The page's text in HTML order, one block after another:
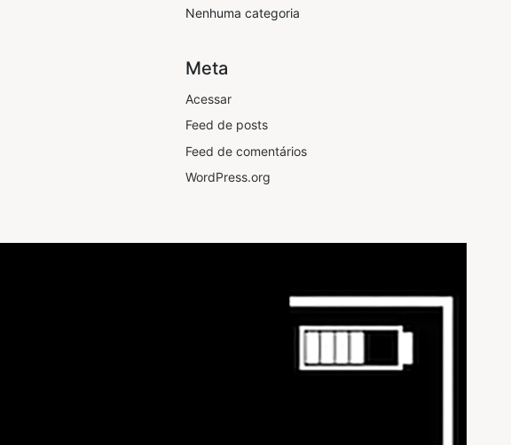
Nenhuma categoria
Meta
Acessar
Feed de posts
Feed de comentários
WordPress.org